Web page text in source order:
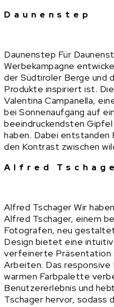
Daunenstep
Daunenstep Für
Werbekampagne
der Südtiroler Berge und
Produkte inspiriert ist.
Valentina Campanella,
bei Sonnenaufgang auf
beeindruckendsten
haben. Dabei entstanden
den Kontrast zwischen
Alfred
Alfred Tschager Wir
Alfred Tschager, einem
Fotografen, neu
Design bietet eine
verfeinerte Präsentation
Arbeiten. Das
warmen Farbpalette
Benutzererlebnis und
Tschager hervor, sodass